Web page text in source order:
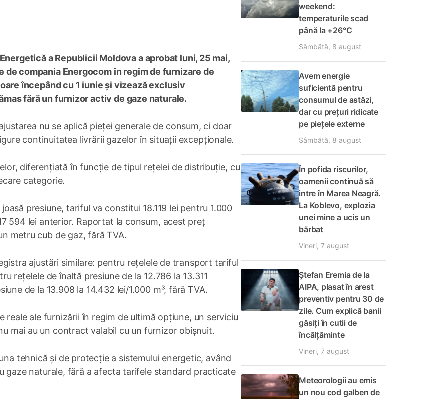
a Republicii Moldova a aprobat luni, 25 mai,
compania Energocom în regim de furnizare de
începând cu 1 iunie și vizează exclusiv
fără un furnizor activ de gaze naturale.
nu se aplică pieței generale de consum, ci doar
continuitatea livrării gazelor în situații excepționale.
diferențiată în funcție de tipul rețelei de distribuție, cu
categorie.
presiune, tariful va constitui 18.119 lei pentru 1.000
594 lei anterior. Raportat la consum, acest preț
metru cub de gaz, fără TVA.
ajustări similare: pentru rețelele de transport tariful
rețelele de înaltă presiune de la 12.786 la 13.311
de la 13.908 la 14.432 lei/1.000 m³, fără TVA.
ale furnizării în regim de ultimă opțiune, un serviciu
mai au un contract valabil cu un furnizor obișnuit.
tehnică și de protecție a sistemului energetic, având
gaze naturale, fără a afecta tarifele standard practicate
weekend:
temperaturile scad
până la +26°C
Sâmbătă, 8 august
Avem energie
suficientă pentru
consumul de astăzi,
dar cu prețuri ridicate
pe piețele externe
Sâmbătă, 8 august
În pofida riscurilor,
oamenii continuă să
intre în Marea Neagră.
La Koblevo, explozia
unei mine a ucis un
bărbat
Vineri, 7 august
Ștefan Eremia de la
AIPA, plasat în arest
preventiv pentru 30 de
zile. Cum explică banii
găsiți în cutii de
încălțăminte
Vineri, 7 august
Meteorologii au emis
un nou cod galben de